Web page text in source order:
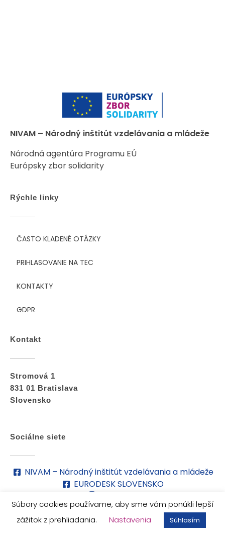
NIVAM – Národný inštitút vzdelávania a mládeže
Národná agentúra Programu EÚ
Európsky zbor solidarity
Rýchle linky
ČASTO KLADENÉ OTÁZKY
PRIHLASOVANIE NA TEC
KONTAKTY
GDPR
Kontakt
Stromová 1
831 01 Bratislava
Slovensko
Sociálne siete
NIVAM – Národný inštitút vzdelávania a mládeže
EURODESK SLOVENSKO
eurodesk_sk
© 2026 Európsky zbor solidarity. Všetky práva vyhradené.
Súbory cookies používame, aby sme vám ponúkli lepší
zážitok z prehliadania.
Nastavenia Súhlasím